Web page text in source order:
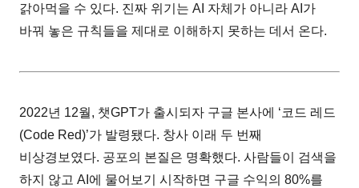
갉아먹을 수 있다. 진짜 위기는 AI 자체가 아니라 AI가
바꿔 놓은 규칙들을 제대로 이해하지 못하는 데서 온다.
2022년 12월, 챗GPT가 출시되자 구글 본사에 ‘코드 레드
(Code Red)’가 발령됐다. 창사 이래 두 번째
비상경보였다. 공포의 본질은 명확했다. 사람들이 검색을
하지 않고 AI에 물어보기 시작하면 구글 수익의 80%를